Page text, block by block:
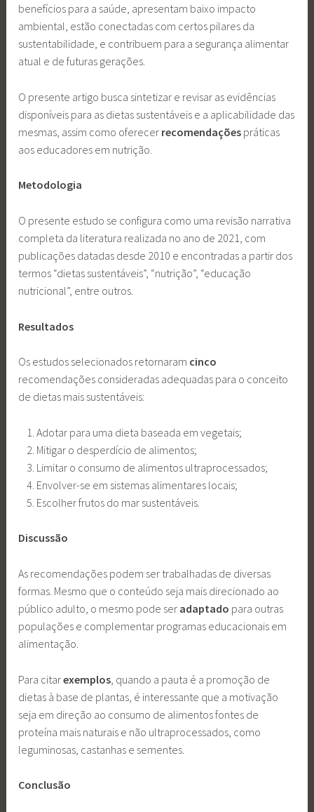
benefícios para a saúde, apresentam baixo impacto
ambiental, estão conectadas com certos pilares da
sustentabilidade, e contribuem para a segurança alimentar
atual e de futuras gerações.
O presente artigo busca sintetizar e revisar as evidências
disponíveis para as dietas sustentáveis e a aplicabilidade das
mesmas, assim como oferecer recomendações práticas
aos educadores em nutrição.
Metodologia
O presente estudo se configura como uma revisão narrativa
completa da literatura realizada no ano de 2021, com
publicações datadas desde 2010 e encontradas a partir dos
termos “dietas sustentáveis”, “nutrição”, “educação
nutricional”, entre outros.
Resultados
Os estudos selecionados retornaram cinco
recomendações consideradas adequadas para o conceito
de dietas mais sustentáveis:
Adotar para uma dieta baseada em vegetais;
Mitigar o desperdício de alimentos;
Limitar o consumo de alimentos ultraprocessados;
Envolver-se em sistemas alimentares locais;
Escolher frutos do mar sustentáveis.
Discussão
As recomendações podem ser trabalhadas de diversas
formas. Mesmo que o conteúdo seja mais direcionado ao
público adulto, o mesmo pode ser adaptado para outras
populações e complementar programas educacionais em
alimentação.
Para citarexemplos , quando a pauta é a promoção de
dietas à base de plantas, é interessante que a motivação
seja em direção ao consumo de alimentos fontes de
proteína mais naturais e não ultraprocessados, como
leguminosas, castanhas e sementes.
Conclusão